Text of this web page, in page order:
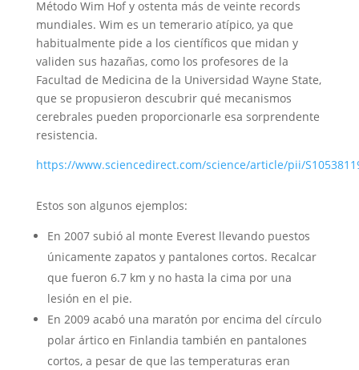
Método Wim Hof y ostenta más de veinte records
mundiales. Wim es un temerario atípico, ya que
habitualmente pide a los científicos que midan y
validen sus hazañas, como los profesores de la
Facultad de Medicina de la Universidad Wayne State,
que se propusieron descubrir qué mecanismos
cerebrales pueden proporcionarle esa sorprendente
resistencia.
https://www.sciencedirect.com/science/article/pii/
Estos son algunos ejemplos:
En 2007 subió al monte Everest llevando puestos
únicamente zapatos y pantalones cortos. Recalcar
que fueron 6.7 km y no hasta la cima por una
lesión en el pie.
En 2009 acabó una maratón por encima del círculo
polar ártico en Finlandia también en pantalones
cortos, a pesar de que las temperaturas eran